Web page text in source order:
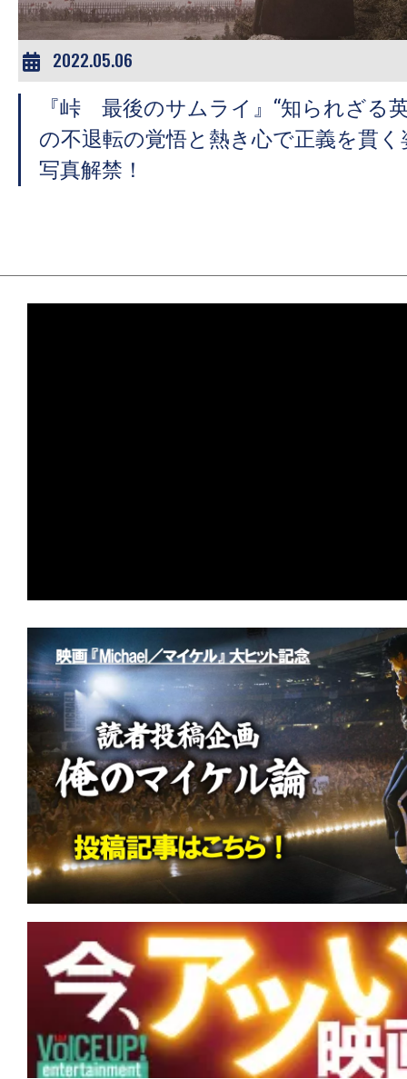
2022.05.06
『峠 最後のサムライ』“知られざる
の不退転の覚悟と熱き心で正義を貫
写真解禁！